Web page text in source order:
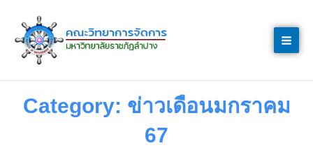
content
Category: ข่าวเดือนมกราคม
67